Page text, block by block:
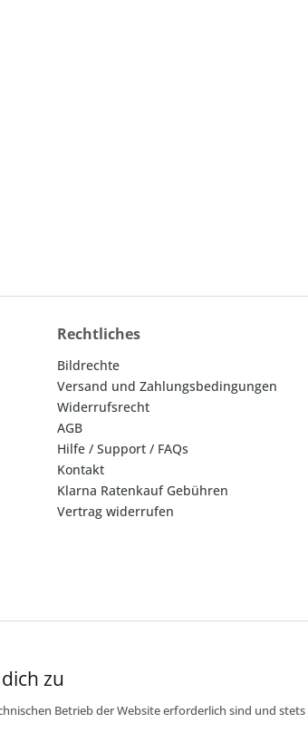
Rechtliches
Bildrechte
Versand und Zahlungsbedingungen
Widerrufsrecht
AGB
Hilfe / Support / FAQs
Kontakt
Klarna Ratenkauf Gebühren
Vertrag widerrufen
zu
Betrieb der Website erforderlich sind und